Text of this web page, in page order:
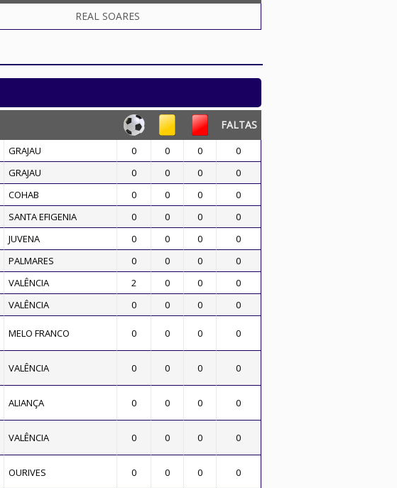
REAL SOARES
FALTAS
GRAJAU 0 0 0
0
GRAJAU 0 0 0
0
COHAB 0 0 0
0
SANTA EFIGENIA 0 0 0
0
JUVENA 0 0 0
0
PALMARES 0 0 0
0
VALÊNCIA 2 0 0
0
VALÊNCIA 0 0 0 0
MELO FRANCO 0 0 0 0
VALÊNCIA 0 0 0 0
ALIANÇA 0 0 0 0
VALÊNCIA 0 0 0 0
OURIVES 0 0 0 0